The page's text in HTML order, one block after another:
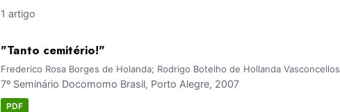
1 artigo
"Tanto cemitério!"
Frederico Rosa Borges de Holanda; Rodrigo Botelho de Hollanda Vasconcellos
7º Seminário Docomomo Brasil, Porto Alegre, 2007
PDF